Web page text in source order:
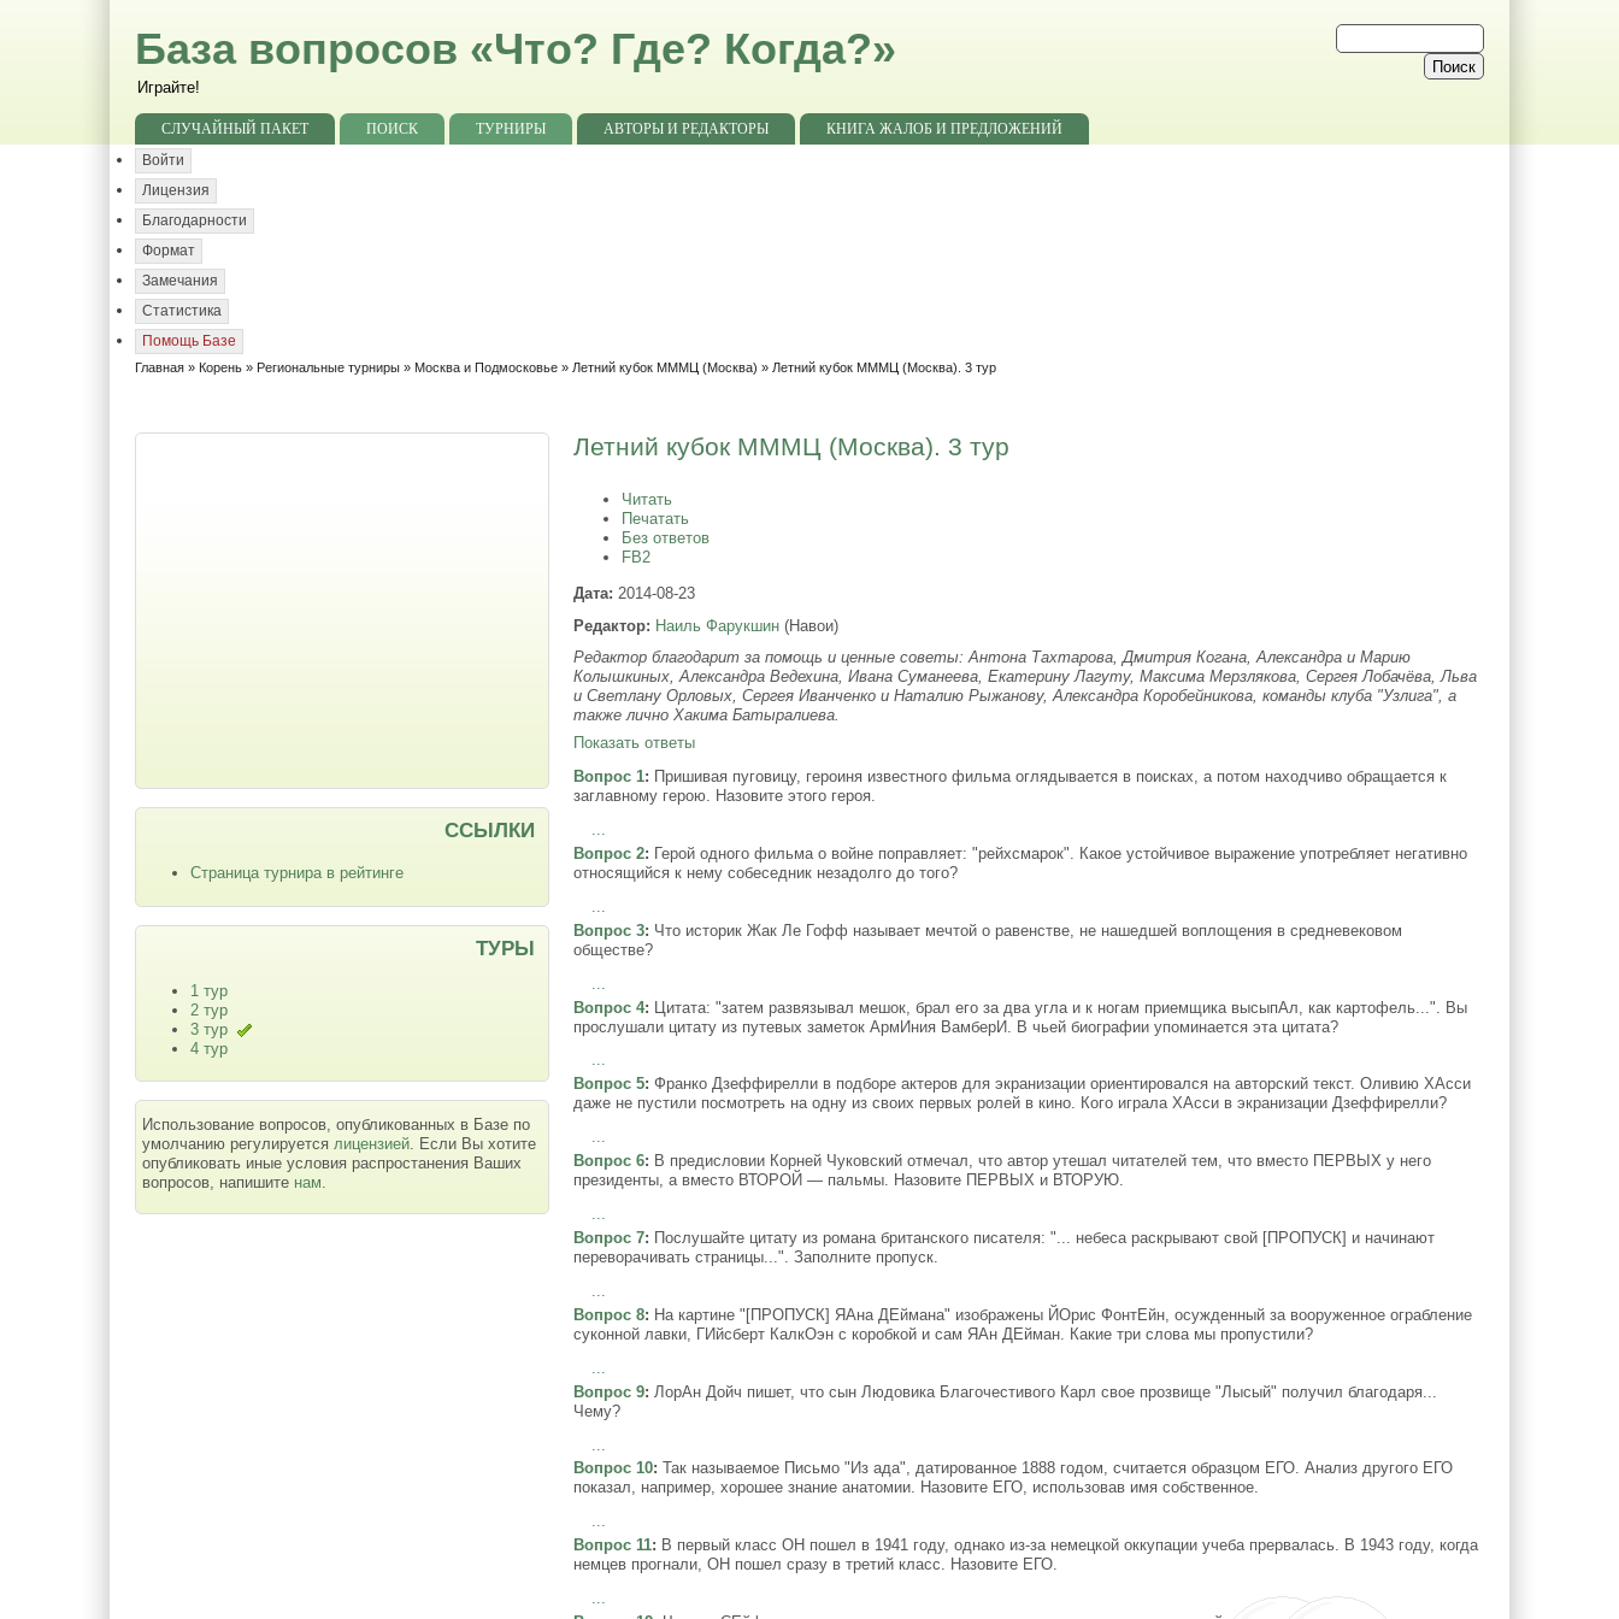
База вопросов «Что? Где? Когда?»
Играйте!
СЛУЧАЙНЫЙ ПАКЕТ ПОИСК ТУРНИРЫ АВТОРЫ И РЕДАКТОРЫ
КНИГА ЖАЛОБ И ПРЕДЛОЖЕНИЙ
Войти
Лицензия
Благодарности
Формат
Замечания
Статистика
Помощь Базе
Главная » Корень » Региональные турниры » Москва и Подмосковье » Летний кубок МММЦ (Москва) » Летний кубок МММЦ (Москва). 3 тур
Летний кубок МММЦ (Москва). 3 тур
Читать
Печатать
Без ответов
FB2
Дата: 2014-08-23
Редактор: Наиль Фарукшин (Навои)
Редактор благодарит за помощь и ценные советы: Антона Тахтарова, Дмитрия Когана, Александра и Марию
Колышкиных, Александра Ведехина, Ивана Суманеева, Екатерину Лагуту, Максима Мерзлякова, Сергея Лобачёва, Льва
и Светлану Орловых, Сергея Иванченко и Наталию Рыжанову, Александра Коробейникова, команды клуба "Узлига", а
также лично Хакима Батыралиева.
Показать ответы
Вопрос 1: Пришивая пуговицу, героиня известного фильма оглядывается в поисках, а потом находчиво обращается к
заглавному герою. Назовите этого героя.
Вопрос 2: Герой одного фильма о войне поправляет: "рейхсмарок". Какое устойчивое выражение употребляет негативно
относящийся к нему собеседник незадолго до того?
Вопрос 3: Что историк Жак Ле Гофф называет мечтой о равенстве, не нашедшей воплощения в средневековом
обществе?
Вопрос 4: Цитата: "затем развязывал мешок, брал его за два угла и к ногам приемщика высыпАл, как картофель...". Вы
прослушали цитату из путевых заметок АрмИния ВамберИ. В чьей биографии упоминается эта цитата?
...
Вопрос 5: Франко Дзеффирелли в подборе актеров для экранизации ориентировался на авторский текст. Оливию ХАсси
даже не пустили посмотреть на одну из своих первых ролей в кино. Кого играла ХАсси в экранизации Дзеффирелли?
...
Вопрос 6: В предисловии Корней Чуковский отмечал, что автор утешал читателей тем, что вместо ПЕРВЫХ у него
президенты, а вместо ВТОРОЙ — пальмы. Назовите ПЕРВЫХ и ВТОРУЮ.
...
Вопрос 7: Послушайте цитату из романа британского писателя: "... небеса раскрывают свой [ПРОПУСК] и начинают
переворачивать страницы...". Заполните пропуск.
Вопрос 8: На картине "[ПРОПУСК] ЯАна ДЕймана" изображены ЙОрис ФонтЕйн, осужденный за вооруженное ограбление
суконной лавки, ГИйсберт КалкОэн с коробкой и сам ЯАн ДЕйман. Какие три слова мы пропустили?
Вопрос 9: ЛорАн Дойч пишет, что сын Людовика Благочестивого Карл свое прозвище "Лысый" получил благодаря...
Чему?
Вопрос 10: Так называемое Письмо "Из ада", датированное 1888 годом, считается образцом ЕГО. Анализ другого ЕГО
показал, например, хорошее знание анатомии. Назовите ЕГО, использовав имя собственное.
...
Вопрос 11: В первый класс ОН пошел в 1941 году, однако из-за немецкой оккупации учеба прервалась. В 1943 году, когда
немцев прогнали, ОН пошел сразу в третий класс. Назовите ЕГО.
...
ССЫЛКИ
Страница турнира в рейтинге
ТУРЫ
1 тур
2 тур
3 тур
4 тур
Использование вопросов, опубликованных в Базе по
умолчанию регулируется лицензией . Если Вы хотите
опубликовать иные условия распростанения Ваших
вопросов, напишите нам